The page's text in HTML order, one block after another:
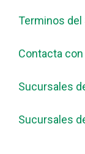
Terminos del
Contacta
Sucursales
Sucursales